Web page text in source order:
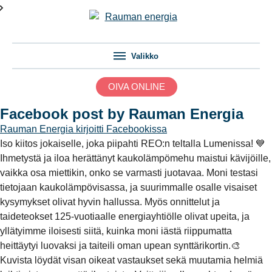
Valikko
OIVA ONLINE
Facebook post by Rauman Energia
Rauman Energia kirjoitti Facebookissa
Iso kiitos jokaiselle, joka piipahti REO:n teltalla Lumenissa! 💙
Ihmetystä ja iloa herättänyt kaukolämpömehu maistui kävijöille,
vaikka osa miettikin, onko se varmasti juotavaa. Moni testasi
tietojaan kaukolämpövisassa, ja suurimmalle osalle visaiset
kysymykset olivat hyvin hallussa. Myös onnittelut ja
taideteokset 125-vuotiaalle energiayhtiölle olivat upeita, ja
yllätyimme iloisesti siitä, kuinka moni iästä riippumatta
heittäytyi luovaksi ja taiteili oman upean synttärikortin.🎨
Kuvista löydät visan oikeat vastaukset sekä muutamia helmiä